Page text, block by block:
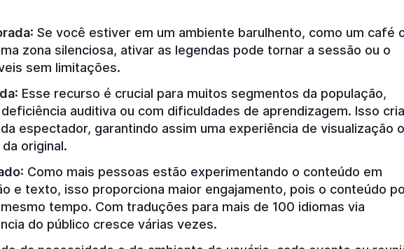
: Se você estiver em um ambiente barulhento, como um café
zona silenciosa, ativar as legendas pode tornar a sessão ou o
sem limitações.
: Esse recurso é crucial para muitos segmentos da população,
auditiva ou com dificuldades de aprendizagem. Isso cria
espectador, garantindo assim uma experiência de visualização o
original.
: Como mais pessoas estão experimentando o conteúdo em
e texto, isso proporciona maior engajamento, pois o conteúdo
tempo. Com traduções para mais de 100 idiomas via
do público cresce várias vezes.